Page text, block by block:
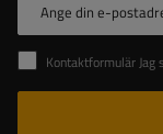
Ange din e-
Kontaktformulär Jag samtycker till att mina